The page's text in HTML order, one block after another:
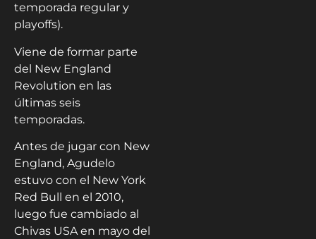
temporada regular y
playoffs).
Viene de formar parte
del New England
Revolution en las
últimas seis
temporadas.
Antes de jugar con New
England, Agudelo
estuvo con el New York
Red Bull en el 2010,
luego fue cambiado al
Chivas USA en mayo del